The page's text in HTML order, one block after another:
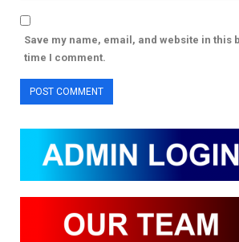
Save my name, email, and website in this
time I comment.